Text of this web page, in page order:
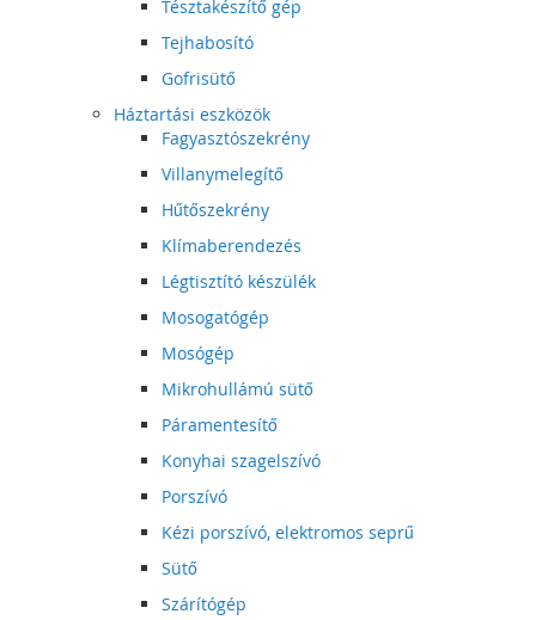
Tésztakészítő gép
Tejhabosító
Gofrisütő
Háztartási eszközök
Fagyasztószekrény
Villanymelegítő
Hűtőszekrény
Klímaberendezés
Légtisztító készülék
Mosogatógép
Mosógép
Mikrohullámú sütő
Páramentesítő
Konyhai szagelszívó
Porszívó
Kézi porszívó, elektromos seprű
Sütő
Szárítógép